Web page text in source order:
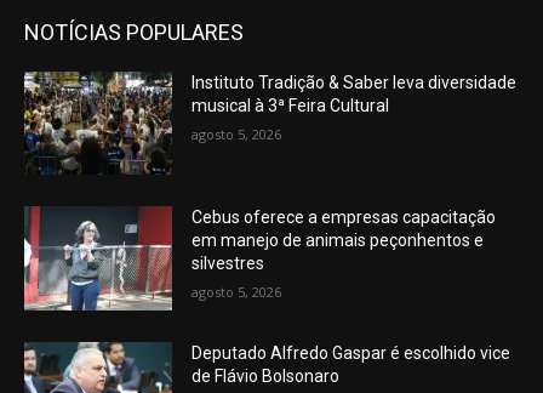
NOTÍCIAS POPULARES
Instituto Tradição & Saber leva diversidade
musical à 3ª Feira Cultural
agosto 5, 2026
Cebus oferece a empresas capacitação
em manejo de animais peçonhentos e
silvestres
agosto 5, 2026
Deputado Alfredo Gaspar é escolhido vice
de Flávio Bolsonaro